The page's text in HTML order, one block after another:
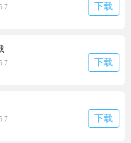
下载
下载
下载